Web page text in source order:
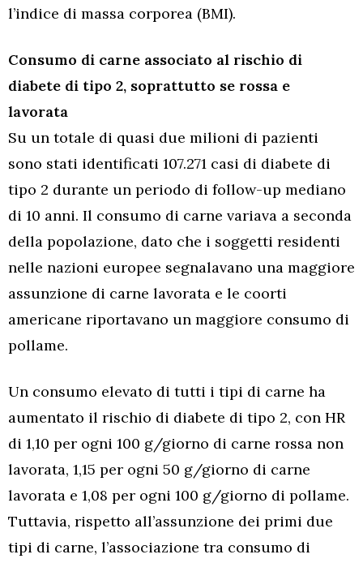
l’indice di massa corporea (BMI).
Consumo di carne associato al rischio di
diabete di tipo 2, soprattutto se rossa e
lavorata
Su un totale di quasi due milioni di pazienti
sono stati identificati 107.271 casi di diabete di
tipo 2 durante un periodo di follow-up mediano
di 10 anni. Il consumo di carne variava a seconda
della popolazione, dato che i soggetti residenti
nelle nazioni europee segnalavano una maggiore
assunzione di carne lavorata e le coorti
americane riportavano un maggiore consumo di
pollame.
Un consumo elevato di tutti i tipi di carne ha
aumentato il rischio di diabete di tipo 2, con HR
di 1,10 per ogni 100 g/giorno di carne rossa non
lavorata, 1,15 per ogni 50 g/giorno di carne
lavorata e 1,08 per ogni 100 g/giorno di pollame.
Tuttavia, rispetto all’assunzione dei primi due
tipi di carne, l’associazione tra consumo di